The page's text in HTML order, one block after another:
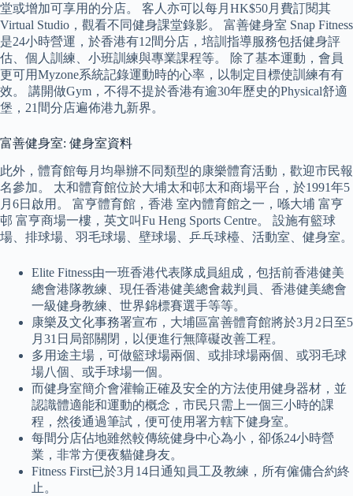
堂或增加可享用的分店。 客人亦可以每月HK$50月費訂閱其
Virtual Studio，觀看不同健身課堂錄影。 富善健身室 Snap Fitness
是24小時營運，於香港有12間分店，培訓指導服務包括健身評
估、個人訓練、小班訓練與專業課程等。 除了基本運動，會員
更可用Myzone系統記錄運動時的心率，以制定目標使訓練有有
效。 講開做Gym，不得不提於香港有逾30年歷史的Physical舒適
堡，21間分店遍佈港九新界。
富善健身室: 健身室資料
此外，體育館每月均舉辦不同類型的康樂體育活動，歡迎市民報
名參加。 太和體育館位於大埔太和邨太和商場平台，於1991年5
月6日啟用。 富亨體育館，香港 室內體育館之一，喺大埔 富亨
邨 富亨商場一樓，英文叫Fu Heng Sports Centre。 設施有籃球
場、排球場、羽毛球場、壁球場、乒乓球檯、活動室、健身室。
Elite Fitness由一班香港代表隊成員組成，包括前香港健美
總會港隊教練、現任香港健美總會裁判員、香港健美總會
一級健身教練、世界錦標賽選手等等。
康樂及文化事務署宣布，大埔區富善體育館將於3月2日至5
月31日局部關閉，以便進行無障礙改善工程。
多用途主場，可做籃球場兩個、或排球場兩個、或羽毛球
場八個、或手球場一個。
而健身室簡介會灌輸正確及安全的方法使用健身器材，並
認識體適能和運動的概念，市民只需上一個三小時的課
程，然後通過筆試，便可使用署方轄下健身室。
每間分店佔地雖然較傳統健身中心為小，卻係24小時營
業，非常方便夜貓健身友。
Fitness First已於3月14日通知員工及教練，所有僱傭合約終
止。